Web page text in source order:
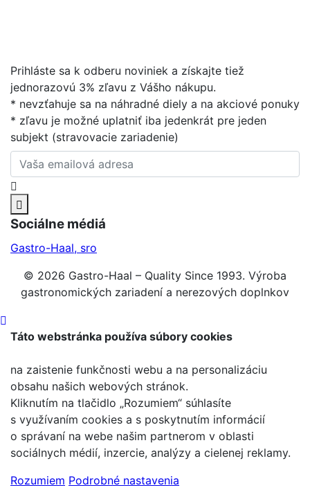
Prihláste sa k odberu noviniek a získajte tiež
jednorazovú 3% zľavu z Vášho nákupu.
* nevzťahuje sa na náhradné diely a na akciové ponuky
* zľavu je možné uplatniť iba jedenkrát pre jeden
subjekt (stravovacie zariadenie)
Sociálne médiá
Gastro-Haal, sro
© 2026 Gastro-Haal – Quality Since 1993. Výroba
gastronomických zariadení a nerezových doplnkov
Táto webstránka používa súbory cookies
na zaistenie funkčnosti webu a na personalizáciu
obsahu našich webových stránok.
Kliknutím na tlačidlo „Rozumiem“ súhlasíte
s využívaním cookies a s poskytnutím informácií
o správaní na webe našim partnerom v oblasti
sociálnych médií, inzercie, analýzy a cielenej reklamy.
Rozumiem Podrobné nastavenia